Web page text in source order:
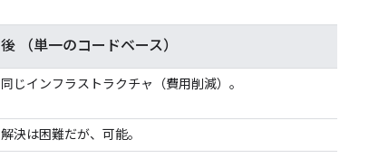
後 （単一のコードベース）
同じインフラストラクチャ（費用削減）。
解決は困難だが、可能。